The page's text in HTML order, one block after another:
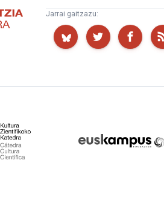
Jarrai gaitzazu: